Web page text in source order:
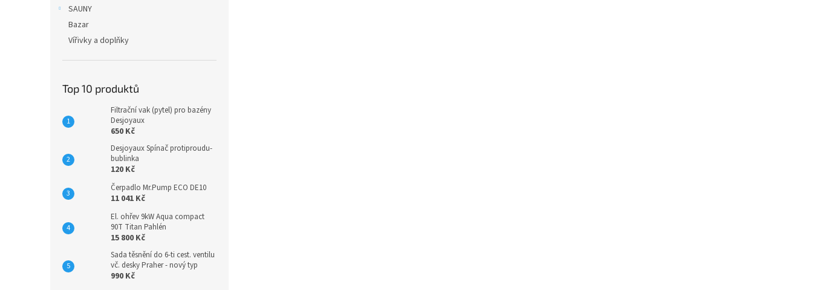
SAUNY
Bazar
Vířivky a doplňky
Top 10 produktů
Filtrační vak (pytel) pro bazény
Desjoyaux
650 Kč
Desjoyaux Spínač protiproudu-
bublinka
120 Kč
Čerpadlo Mr.Pump ECO DE10
11 041 Kč
El. ohřev 9kW Aqua compact
90T Titan Pahlén
15 800 Kč
Sada těsnění do 6-ti cest. ventilu
vč. desky Praher - nový typ
990 Kč